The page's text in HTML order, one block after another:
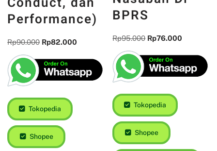
Performance)
Rp90.000 Rp82.000
Tokopedia
Shopee
BPRS
Rp95.000 Rp76.000
Tokopedia
Shopee